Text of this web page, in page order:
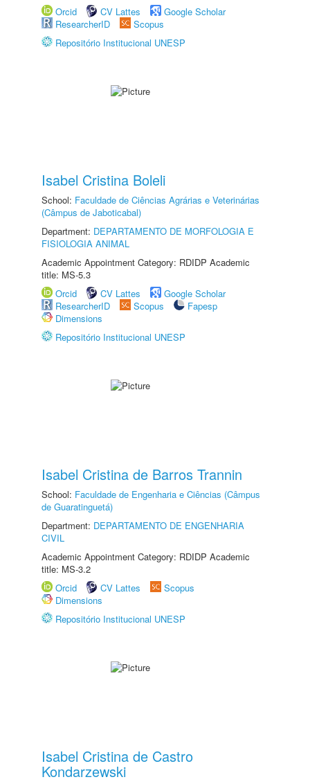
Orcid
CV Lattes
Google Scholar
ResearcherID
Scopus
Repositório Institucional UNESP
Isabel Cristina Boleli
School: Faculdade de Ciências Agrárias e Veterinárias
(Câmpus de Jaboticabal)
Department: DEPARTAMENTO DE MORFOLOGIA E
FISIOLOGIA ANIMAL
Academic Appointment Category: RDIDP Academic
title: MS-5.3
Orcid
CV Lattes
Google Scholar
ResearcherID
Scopus
Fapesp
Dimensions
Repositório Institucional UNESP
Isabel Cristina de Barros Trannin
School: Faculdade de Engenharia e Ciências (Câmpus
de Guaratinguetá)
Department: DEPARTAMENTO DE ENGENHARIA
CIVIL
Academic Appointment Category: RDIDP Academic
title: MS-3.2
Orcid
CV Lattes
Scopus
Dimensions
Repositório Institucional UNESP
Isabel Cristina de Castro
Kondarzewski